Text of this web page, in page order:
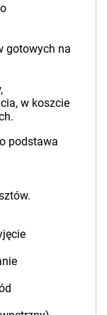
gotowych na
w koszcie
podstawa